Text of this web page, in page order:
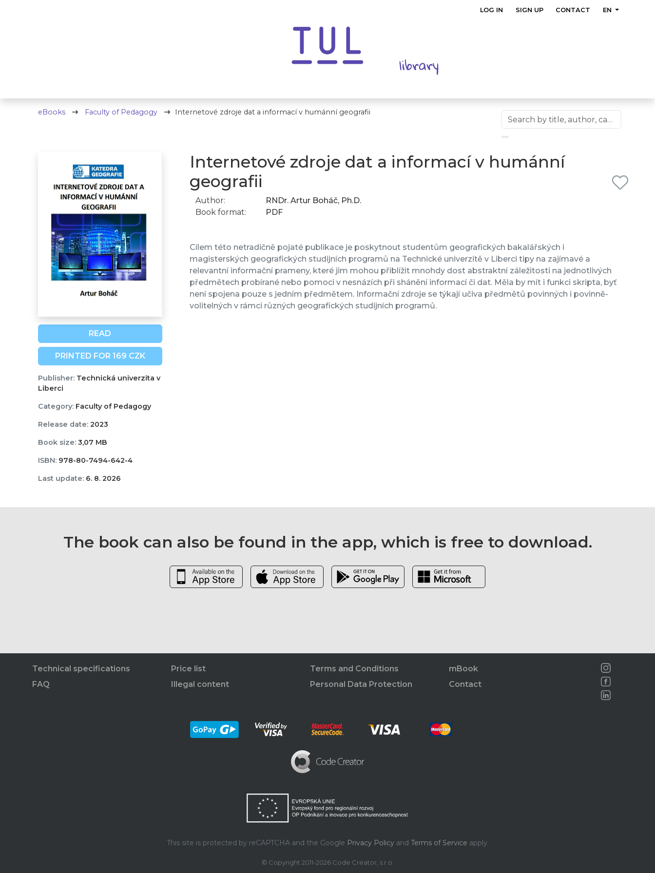
LOG IN SIGN UP CONTACT EN
eBooks Faculty of Pedagogy Internetové zdroje dat a informací v humánní geografii
READ
PRINTED FOR 169 CZK
Publisher:Technická univerzita v
Liberci
Category:Faculty of Pedagogy
Release date:2023
Book size:3,07 MB
ISBN:978-80-7494-642-4
Last update:6. 8. 2026
Internetové zdroje dat a informací v humánní
geografii
Author:
RNDr. Artur Boháč, Ph.D.
Book format:
PDF
Cílem této netradičně pojaté publikace je poskytnout studentům geografických bakalářských i
magisterských geografických studijních programů na Technické univerzitě v Liberci tipy na zajímavé a
relevantní informační prameny, které jim mohou přiblížit mnohdy dost abstraktní záležitosti na jednotlivých
předmětech probírané nebo pomoci v nesnázích při shánění informací či dat. Měla by mít i funkci skripta, byť
není spojena pouze s jedním předmětem. Informační zdroje se týkají učiva předmětů povinných i povinně-
volitelných v rámci různých geografických studijních programů.
The book can also be found in the app, which is free to download.
Technical specifications
FAQ
Price list
Illegal content
Terms and Conditions
Personal Data Protection
mBook
Contact
This site is protected by reCAPTCHA and the Google Privacy Policyand Terms of Service apply.
© Copyright 2011-2026 Code Creator, s.r.o.